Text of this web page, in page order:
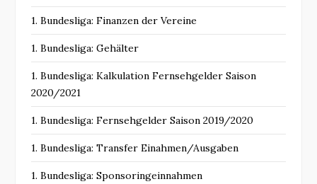
1. Bundesliga: Finanzen der Vereine
1. Bundesliga: Gehälter
1. Bundesliga: Kalkulation Fernsehgelder Saison
2020/2021
1. Bundesliga: Fernsehgelder Saison 2019/2020
1. Bundesliga: Transfer Einahmen/Ausgaben
1. Bundesliga: Sponsoringeinnahmen